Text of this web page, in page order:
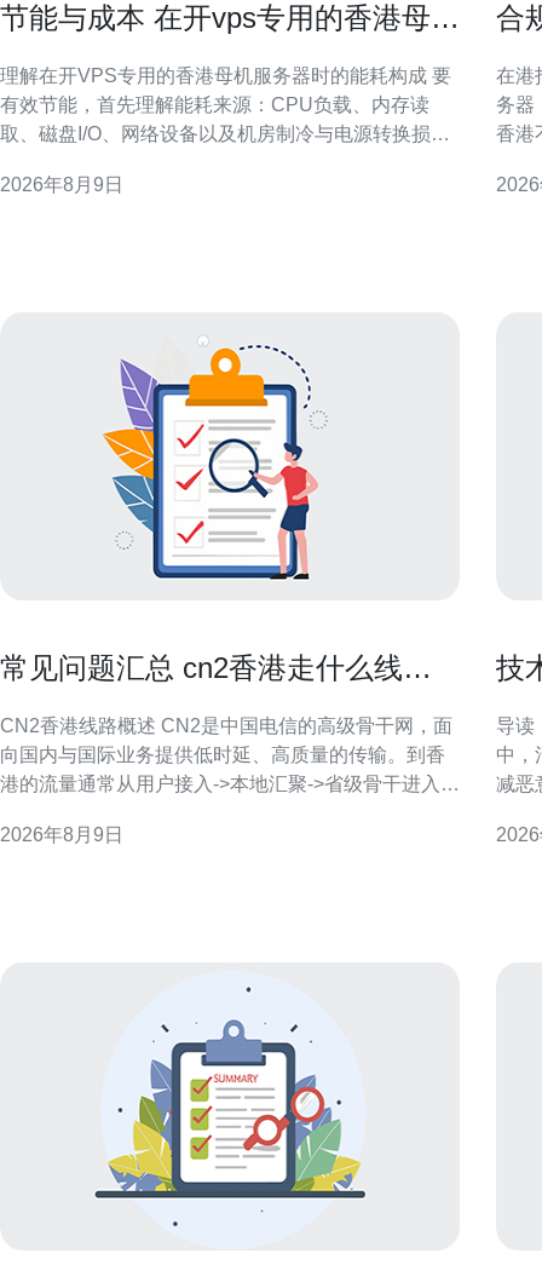
节能与成本 在开vps专用的香港母机
理解在开VPS专用的香港母机服务器时的能耗构成 要
有效节能，首先理解能耗来源：CPU负载、内存读
取、磁盘I/O、网络设备以及机房制冷与电源转换损
合理评估主机整机功耗与PUE（机房能效比）是首要
2026年8月9日
合
在港托管
务器
香港
是法
常见问题汇总 cn2香港走什么线路
CN2香港线路概述 CN2是中国电信的高级骨干网，面
向国内与国际业务提供低时延、高质量的传输。到香
港的流量通常从用户接入->本地汇聚->省级骨干进入
港互联或出口对接目的地或其他运营商。 CN2到香港
2026年8月9日
技
导读：
中，
减恶
法律